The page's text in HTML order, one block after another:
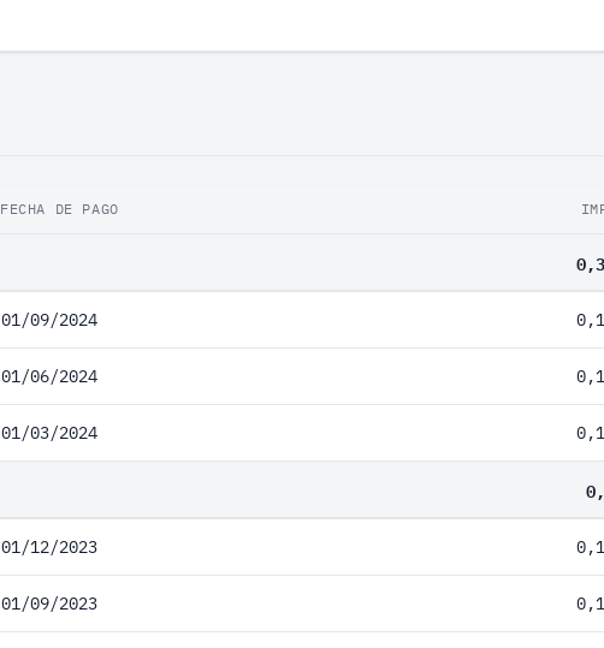
FECHA DE PAGO
01/09/2024
01/06/2024
01/03/2024
01/12/2023
01/09/2023